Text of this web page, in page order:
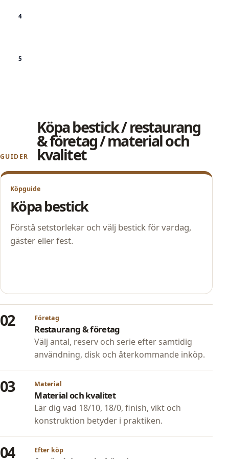
GUIDER
Köpa bestick / restaurang
& företag / material och
kvalitet
Köpguide
Köpa bestick
Förstå setstorlekar och välj bestick för vardag,
gäster eller fest.
02 Företag
Restaurang & företag
Välj antal, reserv och serie efter samtidig
användning, disk och återkommande inköp.
03 Material
Material och kvalitet
Lär dig vad 18/10, 18/0, finish, vikt och
konstruktion betyder i praktiken.
04 Efter köp